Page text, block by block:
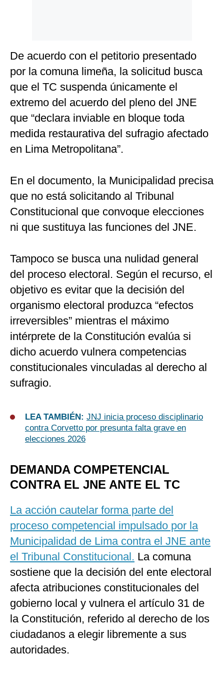
De acuerdo con el petitorio presentado
por la comuna limeña, la solicitud busca
que el TC suspenda únicamente el
extremo del acuerdo del pleno del JNE
que “declara inviable en bloque toda
medida restaurativa del sufragio afectado
en Lima Metropolitana”.
En el documento, la Municipalidad precisa
que no está solicitando al Tribunal
Constitucional que convoque elecciones
ni que sustituya las funciones del JNE.
Tampoco se busca una nulidad general
del proceso electoral. Según el recurso, el
objetivo es evitar que la decisión del
organismo electoral produzca “efectos
irreversibles” mientras el máximo
intérprete de la Constitución evalúa si
dicho acuerdo vulnera competencias
constitucionales vinculadas al derecho al
sufragio.
LEA TAMBIÉN: JNJ inicia proceso disciplinario
contra Corvetto por presunta falta grave en
elecciones 2026
DEMANDA COMPETENCIAL
CONTRA EL JNE ANTE EL TC
La acción cautelar forma parte del
proceso competencial impulsado por la
Municipalidad de Lima contra el JNE ante
el Tribunal Constitucional. La comuna
sostiene que la decisión del ente electoral
afecta atribuciones constitucionales del
gobierno local y vulnera el artículo 31 de
la Constitución, referido al derecho de los
ciudadanos a elegir libremente a sus
autoridades.